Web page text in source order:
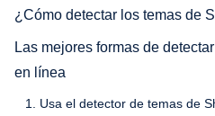
¿Cómo detectar los temas de
Las mejores formas de
en línea
1. Usa el detector de temas de